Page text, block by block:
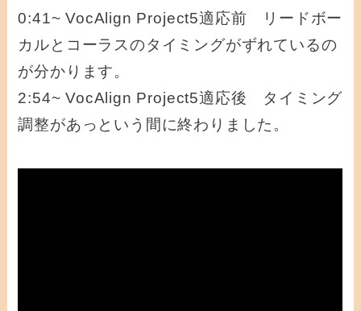
0:41~ VocAlign Project5適応前 リードボー
カルとコーラスのタイミングがずれているの
が分かります。
2:54~ VocAlign Project5適応後 タイミング
調整があっという間に終わりました。